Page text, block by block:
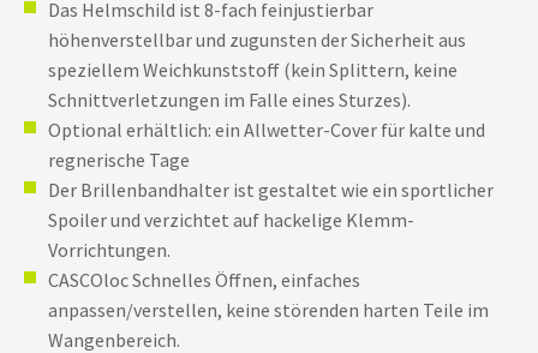
Das Helmschild ist 8-fach feinjustierbar
höhenverstellbar und zugunsten der Sicherheit aus
speziellem Weichkunststoff (kein Splittern, keine
Schnittverletzungen im Falle eines Sturzes).
Optional erhältlich: ein Allwetter-Cover für kalte und
regnerische Tage
Der Brillenbandhalter ist gestaltet wie ein sportlicher
Spoiler und verzichtet auf hackelige Klemm-
Vorrichtungen.
CASCOloc Schnelles Öffnen, einfaches
anpassen/verstellen, keine störenden harten Teile im
Wangenbereich.